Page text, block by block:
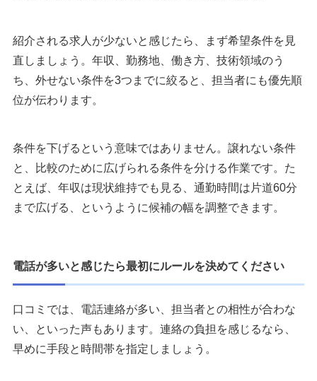
紹介される求人が少ないと感じたら、まず希望条件を見
直しましょう。年収、勤務地、働き方、技術領域のう
ち、外せない条件を3つまでに絞ると、担当者にも優先順
位が伝わります。
条件を下げるという意味ではありません。譲れない条件
と、比較のために広げられる条件を分ける作業です。た
とえば、年収は現状維持でも見る、通勤時間は片道60分
まで広げる、というように候補の幅を調整できます。
電話が多いと感じたら最初にルールを決めてください
口コミでは、電話連絡が多い、担当者との相性が合わな
い、といった声もあります。連絡の負担を感じるなら、
早めに手段と時間帯を指定しましょう。